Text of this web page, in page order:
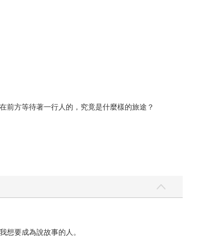
前方等待著一行人的，究竟是什麼樣的旅途？
想要成為說故事的人。